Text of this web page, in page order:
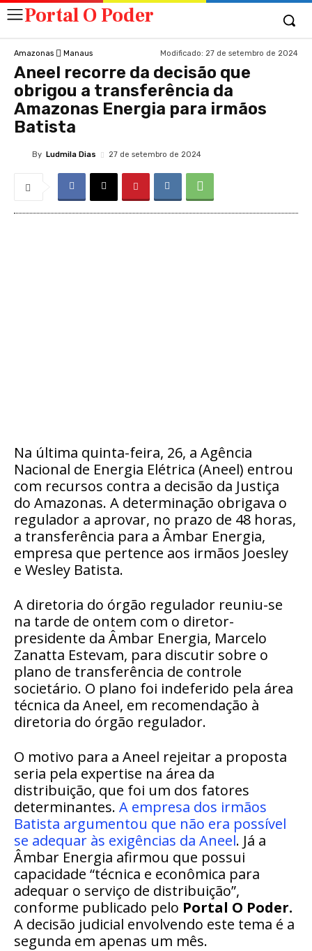
Portal O Poder
Amazonas Manaus Modificado: 27 de setembro de 2024
Aneel recorre da decisão que
obrigou a transferência da
Amazonas Energia para irmãos
Batista
By Ludmila Dias 27 de setembro de 2024
Na última quinta-feira, 26, a Agência
Nacional de Energia Elétrica (Aneel) entrou
com recursos contra a decisão da Justiça
do Amazonas. A determinação obrigava o
regulador a aprovar, no prazo de 48 horas,
a transferência para a Âmbar Energia,
empresa que pertence aos irmãos Joesley
e Wesley Batista.
A diretoria do órgão regulador reuniu-se
na tarde de ontem com o diretor-
presidente da Âmbar Energia, Marcelo
Zanatta Estevam, para discutir sobre o
plano de transferência de controle
societário. O plano foi indeferido pela área
técnica da Aneel, em recomendação à
diretoria do órgão regulador.
O motivo para a Aneel rejeitar a proposta
seria pela expertise na área da
distribuição, que foi um dos fatores
determinantes. A empresa dos irmãos
Batista argumentou que não era possível
se adequar às exigências da Aneel. Já a
Âmbar Energia afirmou que possui
capacidade “técnica e econômica para
adequar o serviço de distribuição”,
conforme publicado pelo Portal O Poder.
A decisão judicial envolvendo este tema é a
segunda em apenas um mês.